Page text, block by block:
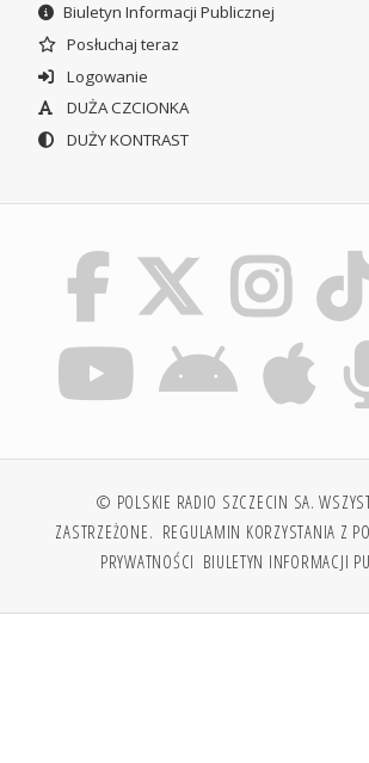
Biuletyn Informacji Publicznej
Posłuchaj teraz
Logowanie
DUŻA CZCIONKA
DUŻY KONTRAST
© POLSKIE RADIO SZCZECIN SA.
ZASTRZEŻONE. REGULAMIN KORZYSTANIA Z
PRYWATNOŚCI BIULETYN INFORMACJI